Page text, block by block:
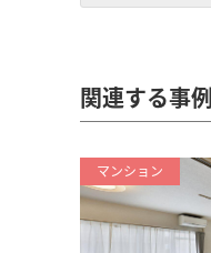
関連する事例
マンション